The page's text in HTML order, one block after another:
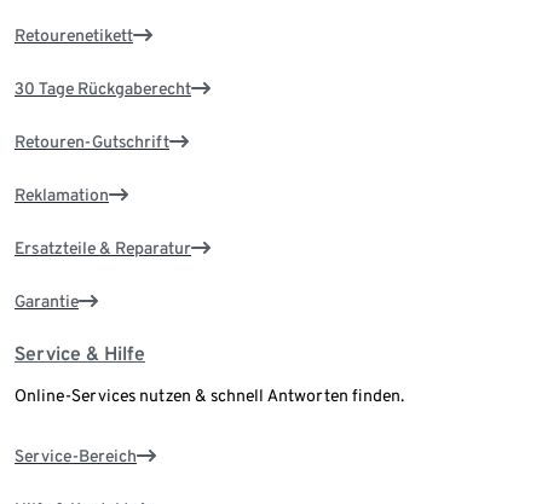
Retourenetikett
30 Tage Rückgaberecht
Retouren-Gutschrift
Reklamation
Ersatzteile & Reparatur
Garantie
Service & Hilfe
Online-Services nutzen & schnell Antworten finden.
Service-Bereich